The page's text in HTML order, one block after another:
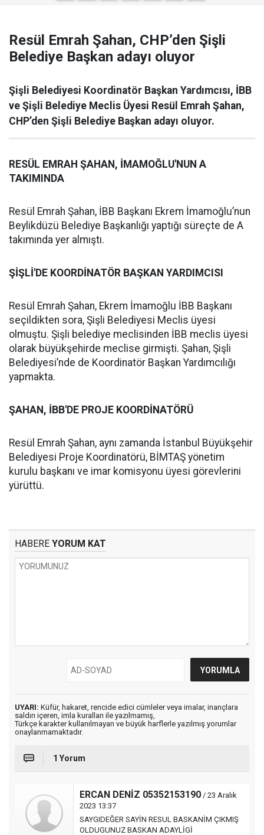
Resül Emrah Şahan, CHP’den Şişli
Belediye Başkan adayı oluyor
Şişli Belediyesi Koordinatör Başkan Yardımcısı, İBB
ve Şişli Belediye Meclis Üyesi Resül Emrah Şahan,
CHP’den Şişli Belediye Başkan adayı oluyor.
RESÜL EMRAH ŞAHAN, İMAMOĞLU'NUN A
TAKIMINDA
Resül Emrah Şahan, İBB Başkanı Ekrem İmamoğlu’nun
Beylikdüzü Belediye Başkanlığı yaptığı süreçte de A
takımında yer almıştı.
ŞİŞLİ'DE KOORDİNATÖR BAŞKAN YARDIMCISI
Resül Emrah Şahan, Ekrem İmamoğlu İBB Başkanı
seçildikten sora, Şişli Belediyesi Meclis üyesi
olmuştu. Şişli belediye meclisinden İBB meclis üyesi
olarak büyükşehirde meclise girmişti. Şahan, Şişli
Belediyesi’nde de Koordinatör Başkan Yardımcılığı
yapmakta.
ŞAHAN, İBB'DE PROJE KOORDİNATÖRÜ
Resül Emrah Şahan, aynı zamanda İstanbul Büyükşehir
Belediyesi Proje Koordinatörü, BİMTAŞ yönetim
kurulu başkanı ve imar komisyonu üyesi görevlerini
yürüttü.
HABERE YORUM KAT
UYARI: Küfür, hakaret, rencide edici cümleler veya imalar, inançlara
saldırı içeren, imla kuralları ile yazılmamış,
Türkçe karakter kullanılmayan ve büyük harflerle yazılmış yorumlar
onaylanmamaktadır.
1 Yorum
ERCAN DENİZ 05352153190 / 23 Aralık
2023 13:37
SAYGIDEĞER SAYİN RESUL BASKANİM ÇIKMIŞ
OLDUGUNUZ BASKAN ADAYLİGİ